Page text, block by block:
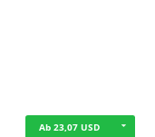
Ab 23,07 USD